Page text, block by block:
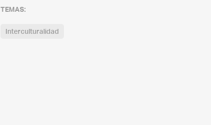
TEMAS:
Interculturalidad